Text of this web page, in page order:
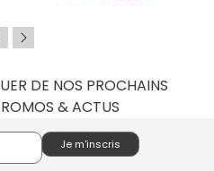
DE NOS PROCHAINS
& ACTUS